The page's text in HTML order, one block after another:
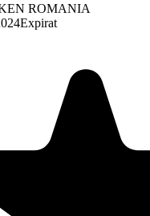
ROMANIA
Expirat